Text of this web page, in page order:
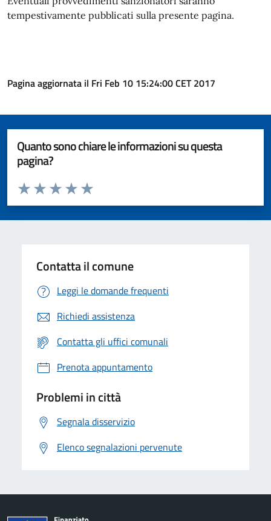
tempestivamente pubblicati sulla presente pagina.
Pagina aggiornata il Fri Feb 10 15:24:00 CET 2017
Quanto sono chiare le informazioni su questa
pagina?
Valuta da 1 a 5 stelle la pagina
Valuta 5 stelle su 5
Valuta 4 stelle su 5
Valuta 3 stelle su 5
Valuta 2 stelle su 5
Valuta 1 stelle su 5
Contatta il comune
Leggi le domande frequenti
Richiedi assistenza
Contatta gli uffici comunali
Prenota appuntamento
Problemi in città
Segnala disservizio
Elenco segnalazioni pervenute